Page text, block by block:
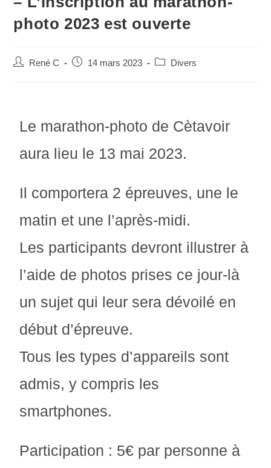
photo 2023 est ouverte
René C 14 mars 2023 Divers
Le marathon-photo de Cètavoir
aura lieu le 13 mai 2023.
Il comportera 2 épreuves, une le
matin et une l’après-midi.
Les participants devront illustrer à
l’aide de photos prises ce jour-là
un sujet qui leur sera dévoilé en
début d’épreuve.
Tous les types d’appareils sont
admis, y compris les
smartphones.
Participation : 5€ par personne à